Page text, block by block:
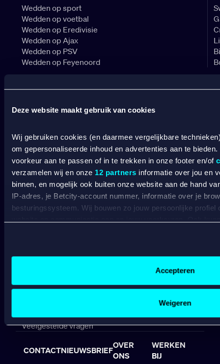
Deze website maakt gebruik van cookies
Wij gebruiken cookies (en daarmee vergelijkbare
om gepersonaliseerde inhoud en advertenties aan te
voorkeur aan te passen of in te trekken in onze footer en/of
verzamelen wij en onze 12 partners informatie over jou en
binnen, en mogelijk ook buiten onze website aan de hand
IP-adres, je Betcity-account nummer, informatie over je
besturingssysteem. Wij bouwen zo jouw persoonlijke profiel
Advertentie- en contentmeting, inzichten in het publiek
Sociale media functionaliteit.
Accepteren
Weigeren
Wedden op sport
Wedden op voetbal
Wedden op Eredivisie
Wedden op Ajax
Wedden op PSV
Wedden op Feyenoord
CASINO
Online casino
Live casino
Live roulette
Live blackjack
Gokkasten
BETROUWBAAR
SPELEN
Veelgestelde vragen
CONTACTNIEUWSBRIEF
OVER
ONS
WERKEN
BIJ